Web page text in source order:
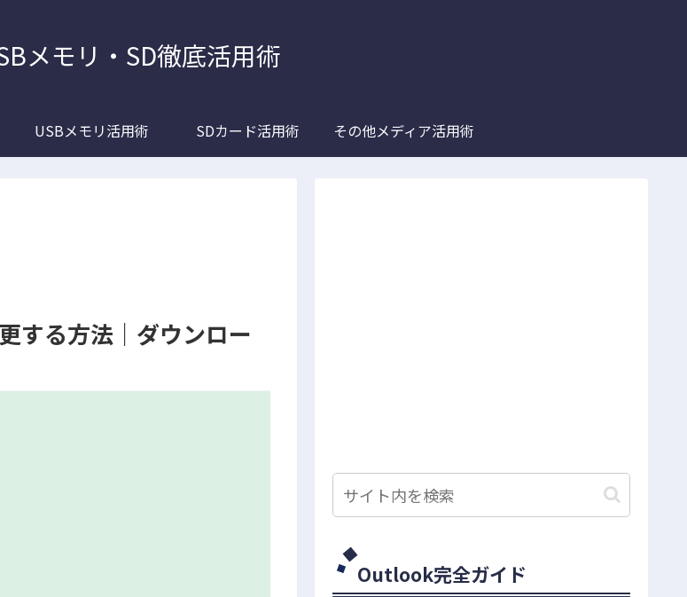
メモリ・SD徹底活用術
USBメモリ活用術 SDカード活用術 その他メディア活用術
する方法｜ダウンロー
Outlook完全ガイド